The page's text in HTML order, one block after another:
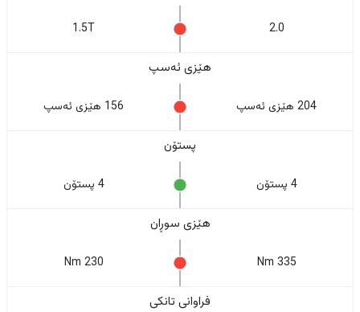
2.0
1.5T
هێزی ئەسپ
204 هێزی ئەسپ 156 هێزی ئەسپ
پستۆن
4 پستۆن 4 پستۆن
هێزی سوڕان
335 Nm
230 Nm
فراوانی تانکی